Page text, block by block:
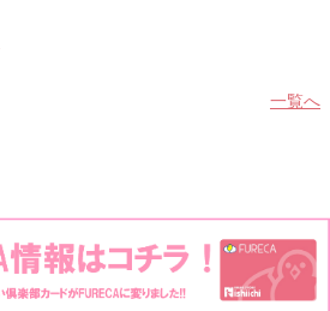
一覧へ